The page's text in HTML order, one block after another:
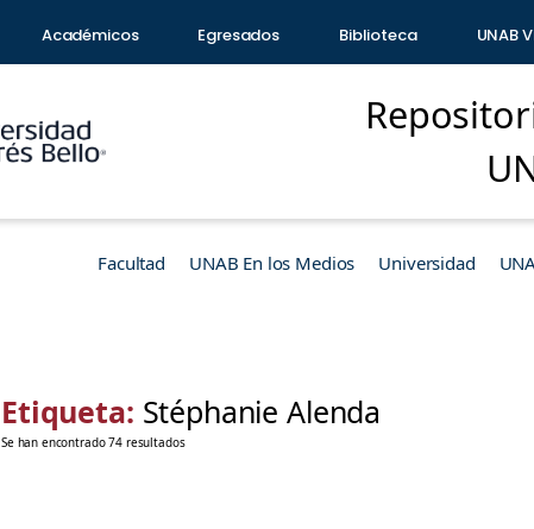
Académicos Egresados Biblioteca UNAB
Facultad UNAB En los Medios Universidad
Etiqueta: Stéphanie Alenda
Se han encontrado 74 resultados